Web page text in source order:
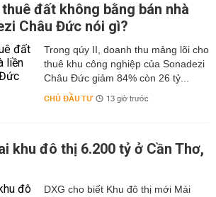
đất không bằng bán nhà
Châu Đức nói gì?
Trong qúy II, doanh thu mảng lõi cho
thuê khu công nghiệp của Sonadezi
Châu Đức giảm 84% còn 26 tỷ...
CHỦ ĐẦU TƯ 13 giờ trước
khu đô thị 6.200 tỷ ở Cần Thơ,
DXG cho biết Khu đô thị mới Mái